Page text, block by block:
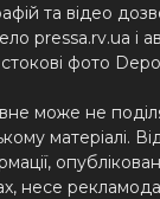
та відео
pressa.rv.ua і
фото
може не
матеріалі.
несе